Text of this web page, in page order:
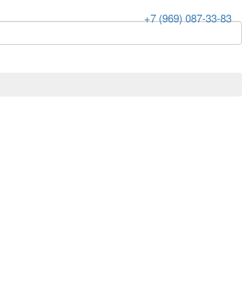
+7 (969) 087-33-83